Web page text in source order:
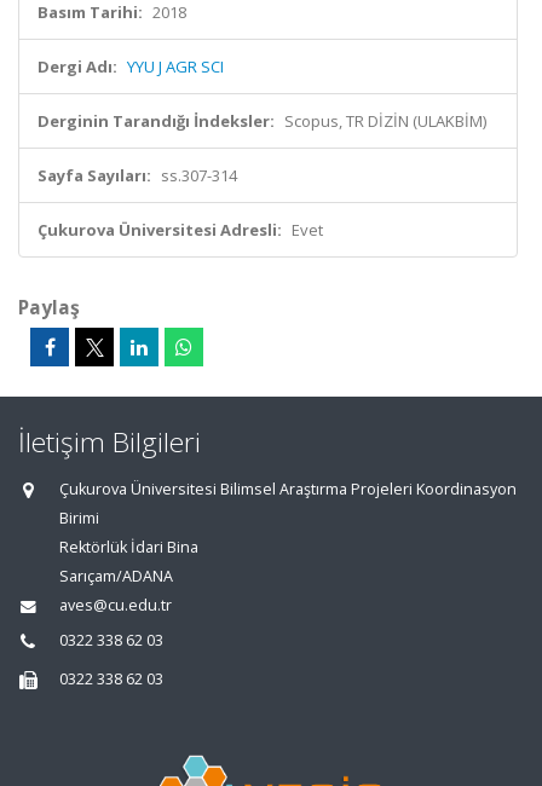
Basım Tarihi: 2018
Dergi Adı: YYU J AGR SCI
Derginin Tarandığı İndeksler: Scopus, TR DİZİN (ULAKBİM)
Sayfa Sayıları: ss.307-314
Çukurova Üniversitesi Adresli: Evet
Paylaş
İletişim Bilgileri
Çukurova Üniversitesi Bilimsel Araştırma Projeleri Koordinasyon
Birimi
Rektörlük İdari Bina
Sarıçam/ADANA
aves@cu.edu.tr
0322 338 62 03
0322 338 62 03